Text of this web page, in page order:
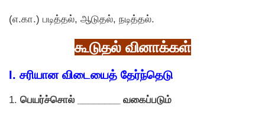
(எ.கா.) படித்தல், ஆடுதல், நடித்தல்.
கூடுதல் வினாக்கள்
I. சரியான விடையைத் தேர்ந்தெடு
1. பெயர்ச்சொல் ________ வகைப்படும்